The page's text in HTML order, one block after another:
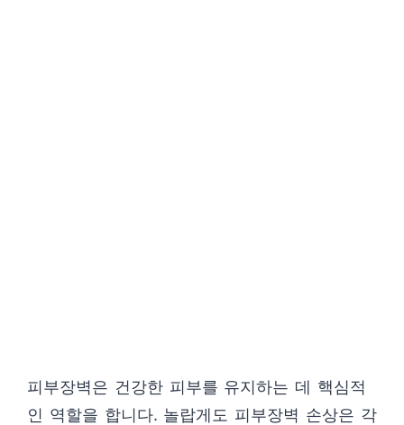
피부장벽은 건강한 피부를 유지하는 데 핵심적
인 역할을 합니다. 놀랍게도 피부장벽 손상은 각